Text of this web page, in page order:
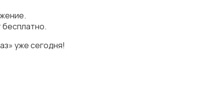
бесплатно.
уже сегодня!